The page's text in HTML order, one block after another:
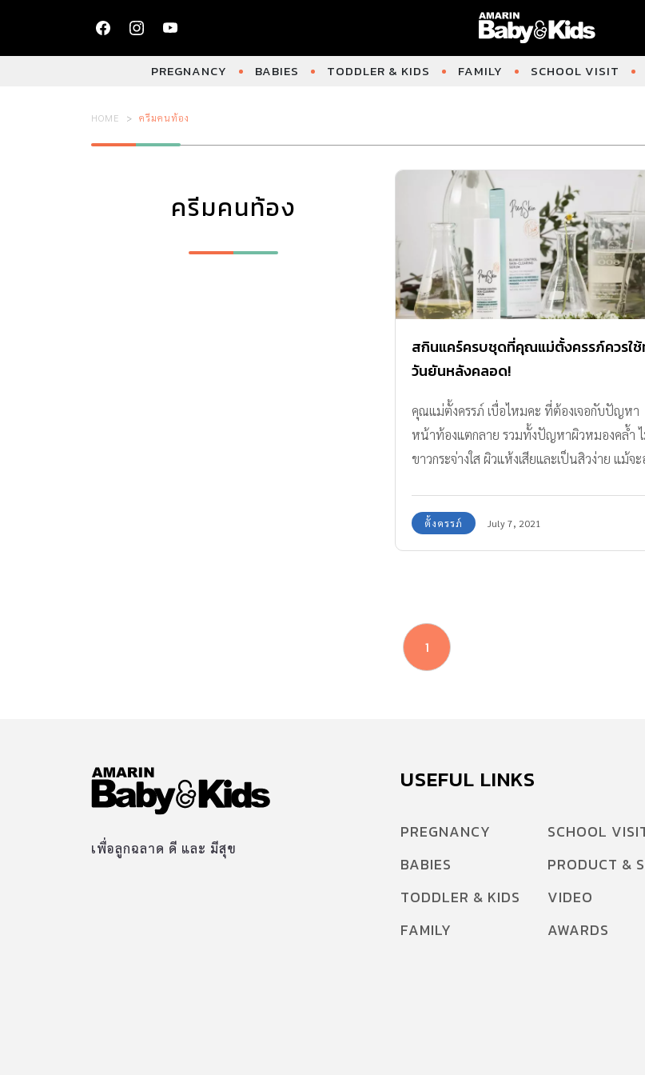
PREGNANCY BABIES TODDLER & KIDS FAMILY SCHOOL VISIT
HOME ครีมคนท้อง
ครีมคนท้อง
สกินแคร์ครบชุดที่คุณแม่ตั้งครรภ์ควรใ
วันยันหลังคลอด!
คุณแม่ตั้งครรภ์ เบื่อไหมคะ ที่ต้องเจอกับปัญหา
หน้าท้องแตกลาย รวมทั้งปัญหาผิวหมองคล้ำ
ขาวกระจ่างใส ผิวแห้งเสียและเป็นสิวง่าย แม้จ
ยาก แต่เชื่อว่าคงไม่มีคุณแม่คนไหน อยากมีผิว
หมองคล้ำ หรือผิวแห้งเสีย ใช่หรือไม่ ในขณะที่
กังวลใจ PregSkin จึงได้คิดค้นสกินแคร์สำหรับคน
ท้อง เพื่อมาช่วยแก้ไขปัญหานี้โดยเฉพาะ
PregSkin Blemish Control Skin-Clearing
ประโลมและชุ่มชื้นขึ้นมาอย่างน่าเหลือเชื่อ แถม
เป็นสิวง่าย ก็เอาอยู่ คุณแม่ตั้งครรภ์ใช้ได้ ปลอดภั
เพราะผ่านการทดสอบโดยแพทย์ผิวหนังจาก
สหรัฐอเมริกามาเป็นที่เรียบร้อย เพียงใช้หลังล้าง
เข้าสู่ผิว บำรุงด้วยเซรั่มตัวนี้วันละ 2 ครั้ง ยิ่งใช้คู่
ตั้งครรภ์ July 7, 2021
1
เพื่อลูกฉลาด ดี และ มีสุข
USEFUL LINKS
PREGNANCY
BABIES
TODDLER & KIDS
FAMILY
SCHOOL
PRODUCT &
VIDEO
AWARDS